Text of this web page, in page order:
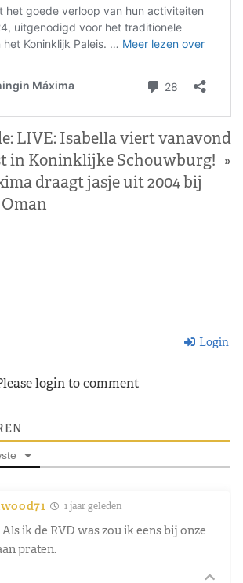
LIVE: Isabella viert vanavond
in Koninklijke Schouwburg! »
draagt jasje uit 2004 bij
Login
login to comment
1 jaar geleden
ik de RVD was zou ik eens bij onze
praten.